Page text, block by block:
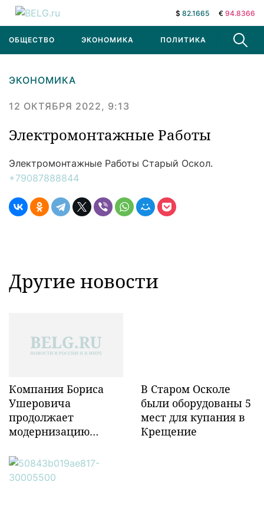
$ 82.1665 € 94.8366
ОБЩЕСТВО ЭКОНОМИКА ПОЛИТИКА В МИРЕ
ЭКОНОМИКА
12 ОКТЯБРЯ 2022, 9:13
Электромонтажные Работы
Электромонтажные Работы Старый Оскол.
+79087888844
Другие новости
Компания Бориса
Ушеровича
продолжает
модернизацию
инфраструктуры в
Забайкалье
В Старом Осколе
были оборудованы 5
мест для купания в
Крещение